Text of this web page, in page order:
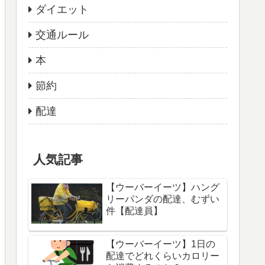
ダイエット
交通ルール
本
節約
配達
人気記事
【ウーバーイーツ】ハング
リーパンダの配達、むずい
件【配達員】
【ウーバーイーツ】1日の
配達でどれくらいカロリー